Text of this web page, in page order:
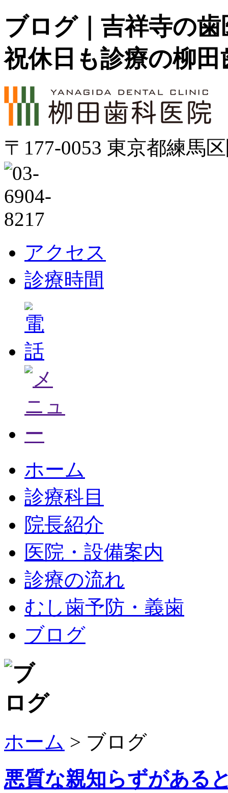
ブログ｜吉祥寺の
祝休日も診療の柳田
〒177-0053 東京都練馬
アクセス
診療時間
ホーム
診療科目
院長紹介
医院・設備案内
診療の流れ
むし歯予防・義歯
ブログ
ホーム > ブログ
悪質な親知らずがある